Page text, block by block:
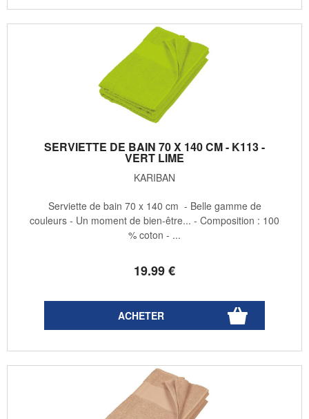
SERVIETTE DE BAIN 70 X 140 CM - K113 -
VERT LIME
KARIBAN
19.99€
Serviette de bain 70 x 140 cm - Belle gamme de
couleurs - Un moment de bien-être... - Composition : 100
% coton - ...